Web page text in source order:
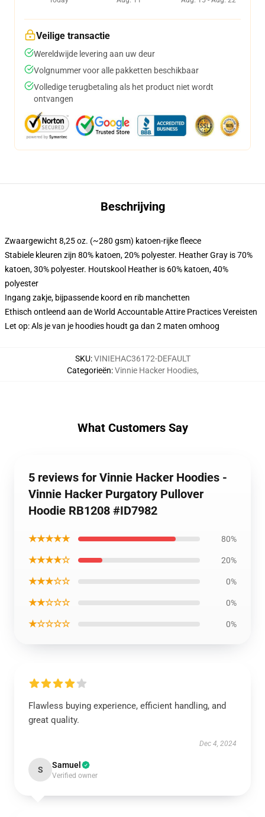
Veilige transactie
Wereldwijde levering aan uw deur
Volgnummer voor alle pakketten beschikbaar
Volledige terugbetaling als het product niet wordt
ontvangen
Beschrijving
Zwaargewicht 8,25 oz. (~280 gsm) katoen-rijke fleece
Stabiele kleuren zijn 80% katoen, 20% polyester. Heather Gray is 70%
katoen, 30% polyester. Houtskool Heather is 60% katoen, 40%
polyester
Ingang zakje, bijpassende koord en rib manchetten
Ethisch ontleend aan de World Accountable Attire Practices Vereisten
Let op: Als je van je hoodies houdt ga dan 2 maten omhoog
SKU:VINIEHAC36172-DEFAULT
Categorieën:Vinnie Hacker Hoodies,
What Customers Say
5 reviews for Vinnie Hacker Hoodies -
Vinnie Hacker Purgatory Pullover
Hoodie RB1208 #ID7982
★★★★★ 80%
★★★★☆ 20%
★★★☆☆ 0%
★★☆☆☆ 0%
★☆☆☆☆ 0%
Flawless buying experience, efficient handling, and
great quality.
Dec 4, 2024
S Samuel
Verified owner